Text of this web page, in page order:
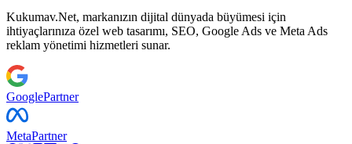
Kukumav.Net, markanızın dijital dünyada büyümesi için
ihtiyaçlarınıza özel web tasarımı, SEO, Google Ads ve Meta Ads
reklam yönetimi hizmetleri sunar.
GooglePartner
MetaPartner